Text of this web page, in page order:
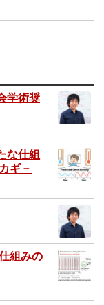
学術奨
な仕組
ギ－
組みの